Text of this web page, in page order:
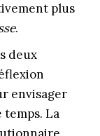
plus
.
deux
envisager
La